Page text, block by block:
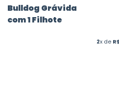
Bulldog Grávida
com 1 Filhote
2x de